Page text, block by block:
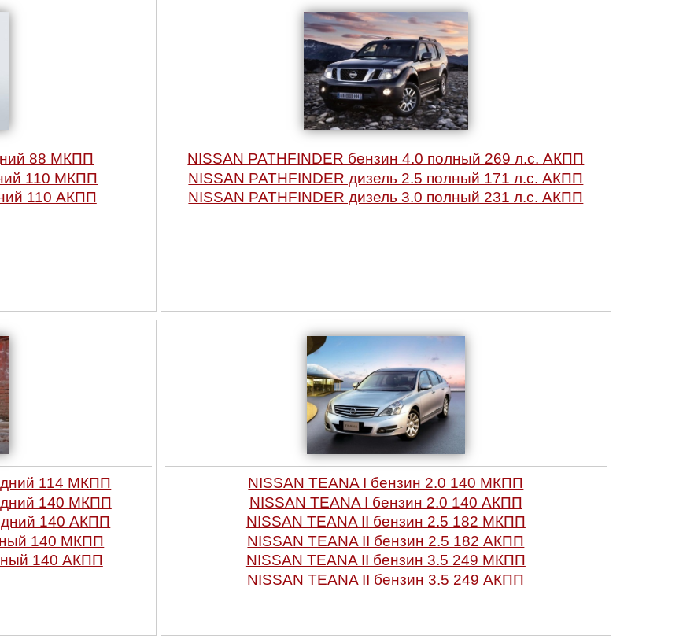
88 МКПП
110 МКПП
110 АКПП
NISSAN PATHFINDER бензин 4.0 полный 269 л.с. АКПП
NISSAN PATHFINDER дизель 2.5 полный 171 л.с. АКПП
NISSAN PATHFINDER дизель 3.0 полный 231 л.с. АКПП
114 МКПП
140 МКПП
140 АКПП
140 МКПП
140 АКПП
NISSAN TEANA I бензин 2.0 140 МКПП
NISSAN TEANA I бензин 2.0 140 АКПП
NISSAN TEANA II бензин 2.5 182 МКПП
NISSAN TEANA II бензин 2.5 182 АКПП
NISSAN TEANA II бензин 3.5 249 МКПП
NISSAN TEANA II бензин 3.5 249 АКПП